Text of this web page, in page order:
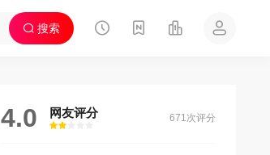
搜索
4.0 网友评分
很差
较差还行推荐力荐
671次评分